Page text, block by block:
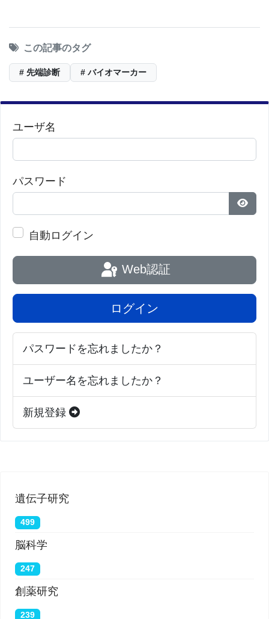
条件を忠実に模倣し、ヒトと同じバイオマーカーを
持つマウスモデルで敗血症の生物学を研究すること
Wong 博士はまた、この技術はバイオテクノロジー
業界のパートナーおよび協力者から利益を得るよう
になり、今後数年以内にプラットフォームの開発を
加速し、クリニックでテストできるようになると述
べた。
この目的のために、研究者は、シンシナティチルド
レンの技術商業化グループであるイノベーションベ
ンチャーズを通じて、プラットフォームの特許を取
得している。 Wong 博士とLindsell 博士は共同発明
者として登録されている。 Wong 博士は、
PERSEVEREの成人版も開発中であり、研究者ら
は、コルチコステロイドを使用して敗血症を治療す
るNIH資金による臨床試験を実施する際に、プラッ
トフォームを同時にテストする予定だ。
Endpoint Health、およびEccrine Systems、Inc.の
科学諮問委員会に参加している。
Researchers May Be Catching Up to Sepsis;
PERSEVERE Platform Assays Five Risk-
Associated Biomarkers
この記事のタグ
# 先端診断 # バイオマーカー
ユーザ名
パスワード
パス
自動ログイン
Web認証
ログイン
パスワードを忘れましたか？
ユーザー名を忘れましたか？
新規登録
遺伝子研究
499
脳科学
247
創薬研究
239